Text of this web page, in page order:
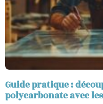
Guide pratique :
polycarbonate avec